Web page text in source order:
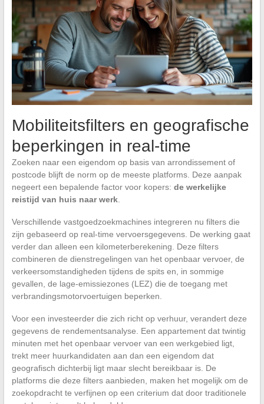
Mobiliteitsfilters en geografische
beperkingen in real-time
Zoeken naar een eigendom op basis van arrondissement of
postcode blijft de norm op de meeste platforms. Deze aanpak
negeert een bepalende factor voor kopers: de werkelijke
reistijd van huis naar werk.
Verschillende vastgoedzoekmachines integreren nu filters die
zijn gebaseerd op real-time vervoersgegevens. De werking gaat
verder dan alleen een kilometerberekening. Deze filters
combineren de dienstregelingen van het openbaar vervoer, de
verkeersomstandigheden tijdens de spits en, in sommige
gevallen, de lage-emissiezones (LEZ) die de toegang met
verbrandingsmotorvoertuigen beperken.
Voor een investeerder die zich richt op verhuur, verandert deze
gegevens de rendementsanalyse. Een appartement dat twintig
minuten met het openbaar vervoer van een werkgebied ligt,
trekt meer huurkandidaten aan dan een eigendom dat
geografisch dichterbij ligt maar slecht bereikbaar is. De
platforms die deze filters aanbieden, maken het mogelijk om de
zoekopdracht te verfijnen op een criterium dat door traditionele